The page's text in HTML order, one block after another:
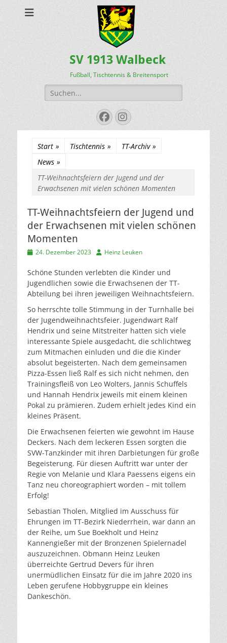
SV 1913 Walbeck
Fußball, Tischtennis & Breitensport
Suchen
nach:
Facebook
Instagram
Start » Tischtennis » TT-Archiv »
News »
TT-Weihnachtsfeiern der Jugend und der
Erwachsenen mit vielen schönen Momenten
TT-Weihnachtsfeiern der Jugend und
der Erwachsenen mit vielen schönen
Momenten
Veröffentlicht
24. Dezember 2023 AutorHeinz Leuken
Schöne Stunden verlebten die Kinder und
Jugendlichen sowie die Erwachsenen der TT-
Abteilung bei ihren jeweiligen Weihnachtsfeiern.
So herrschte tolle Stimmung in der Turnhalle bei
der Jugendweihnachtsfeier. Jugendwart Ralf
Hendrix und seine Mitstreiter hatten sich viele
interessante Spiele ausgedacht, die schlichtweg
zum Mitmachen einluden und die die Kinder
absolut begeisterten. Nach dem gemeinsamen
Pizza-Essen ließ Ralf es sich nicht nehmen, den
Trainingsfleiß von Leo Wolters, Jannis Schuffels
und Hannah Hendrix jeweils mit einem kleinen
Pokal zu prämieren. Zudem erhielt jedes Kind ein
kleines Präsent.
Die Erwachsenen feierten wie gewohnt im Hause
Deckers. Nach dem leckeren Essen sorgten die
SVW-Tanzkinder mit ihren Darbietungen für große
Begeisterung. Für diesen Auftritt war unter der
Regie von Melanie und Klara Paessens eigens ein
Tanz neu choreographiert worden – mit tollem
Erfolg!
Sebastian Tholen, Mitglied im Ausschuss für
Ehrungen im TT-Bezirk Niederrhein, war dann an
der Reihe, um Sue Boekholt und Heinz
Kannengießer mit der Bronzenen Spielernadel
auszuzeichnen. Obmann Heinz Leuken
überreichte Gertrud Devers für ihren
unermüdlichen Einsatz für die im Jahre 2020 ins
Leben gerufene Hobbygruppe ein kleines
Dankeschön.